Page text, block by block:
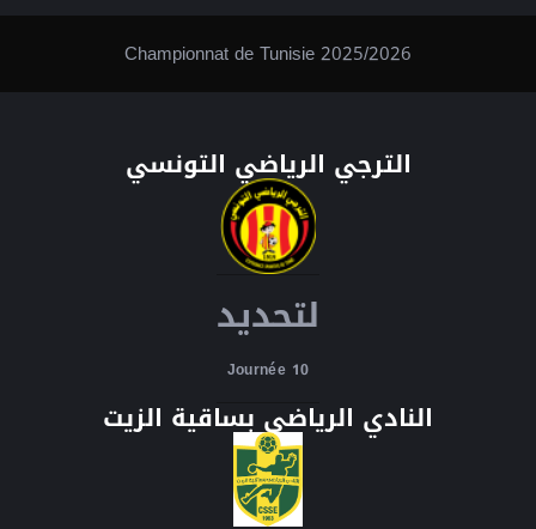
Championnat de Tunisie 2025/2026
الترجي الرياضي التونسي
لتحديد
Journée 10
النادي الرياضي بساقية الزيت